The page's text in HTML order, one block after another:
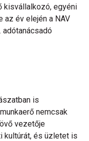
kisvállalkozó, egyéni
az év elején a NAV
adótanácsadó
is
nemcsak
vezetője
kultúrát, és üzletet is